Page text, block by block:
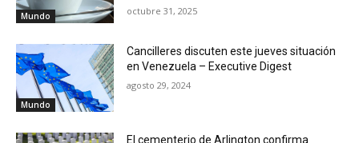
Mundo octubre 31, 2025
Mundo
Cancilleres discuten este jueves situación
en Venezuela – Executive Digest
agosto 29, 2024
El cementerio de Arlington confirma